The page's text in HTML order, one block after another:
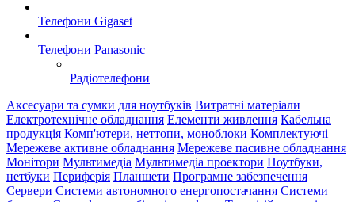
Телефони Gigaset
Телефони Panasonic
Радіотелефони
Аксесуари та сумки для ноутбуків Витратні матеріали
Електротехнічне обладнання Елементи живлення Кабельна
продукція Комп'ютери, неттопи, моноблоки Комплектуючі
Мережеве активне обладнання Мережеве пасивне обладнання
Монітори Мультимедіа Мультимедіа проектори Ноутбуки,
нетбуки Периферія Планшети Програмне забезпечення
Сервери Системи автономного енергопостачання Системи